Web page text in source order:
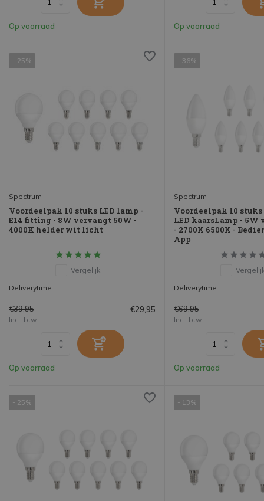
Op voorraad Op voorraad
- 25%
Spectrum
Voordeelpak 10 stuks LED lamp -
E14 fitting - 8W vervangt 50W -
4000K helder wit licht
Vergelijk
Deliverytime
€39,95 €29,95
Incl. btw
Op voorraad
- 36%
Spectrum
Voordeelpak 10 stuks
LED kaarsLamp - 5W
- 2700K 6500K -
App
Deliverytime
€69,95
Incl. btw
Op voorraad
- 25% - 13%